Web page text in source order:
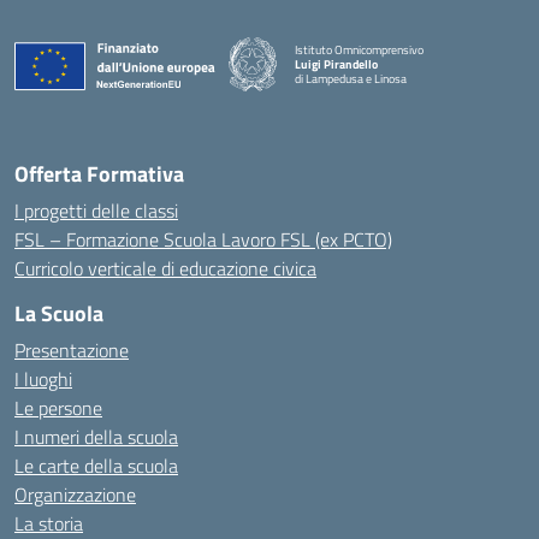
Istituto Omnicomprensivo
Luigi Pirandello
di Lampedusa e Linosa
Offerta Formativa
I progetti delle classi
FSL – Formazione Scuola Lavoro FSL (ex PCTO)
Curricolo verticale di educazione civica
La Scuola
Presentazione
I luoghi
Le persone
I numeri della scuola
Le carte della scuola
Organizzazione
La storia